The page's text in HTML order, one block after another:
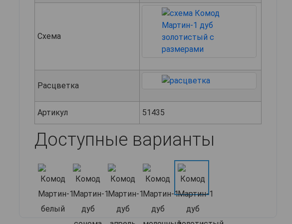
Схема
Расцветка
Артикул 51435
Доступные варианты